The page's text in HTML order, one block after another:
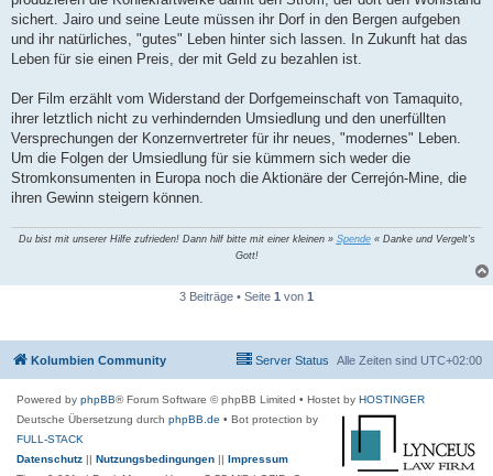
sichert. Jairo und seine Leute müssen ihr Dorf in den Bergen aufgeben
und ihr natürliches, "gutes" Leben hinter sich lassen. In Zukunft hat das
Leben für sie einen Preis, der mit Geld zu bezahlen ist.
Der Film erzählt vom Widerstand der Dorfgemeinschaft von Tamaquito,
ihrer letztlich nicht zu verhindernden Umsiedlung und den unerfüllten
Versprechungen der Konzernvertreter für ihr neues, "modernes" Leben.
Um die Folgen der Umsiedlung für sie kümmern sich weder die
Stromkonsumenten in Europa noch die Aktionäre der Cerrejón-Mine, die
ihren Gewinn steigern können.
Du bist mit unserer Hilfe zufrieden! Dann hilf bitte mit einer kleinen » Spende« Danke und Vergelt's
Gott!
3 Beiträge • Seite 1 von 1
Kolumbien Community Alle Zeiten sind UTC+02:00
Server Status
Powered by phpBB® Forum Software © phpBB Limited • Hostet by HOSTINGER
Deutsche Übersetzung durch phpBB.de • Bot protection by
FULL-STACK
Datenschutz || Nutzungsbedingungen || Impressum